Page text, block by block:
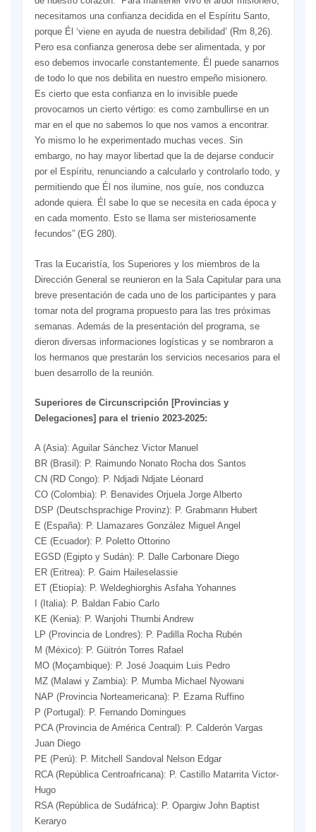
necesitamos una confianza decidida en el Espíritu Santo,
porque Él ‘viene en ayuda de nuestra debilidad’ (Rm 8,26).
Pero esa confianza generosa debe ser alimentada, y por
eso debemos invocarle constantemente. Él puede sanarnos
de todo lo que nos debilita en nuestro empeño misionero.
Es cierto que esta confianza en lo invisible puede
provocarnos un cierto vértigo: es como zambullirse en un
mar en el que no sabemos lo que nos vamos a encontrar.
Yo mismo lo he experimentado muchas veces. Sin
embargo, no hay mayor libertad que la de dejarse conducir
por el Espíritu, renunciando a calcularlo y controlarlo todo, y
permitiendo que Él nos ilumine, nos guíe, nos conduzca
adonde quiera. Él sabe lo que se necesita en cada época y
en cada momento. Esto se llama ser misteriosamente
fecundos” (EG 280).
Tras la Eucaristía, los Superiores y los miembros de la
Dirección General se reunieron en la Sala Capitular para una
breve presentación de cada uno de los participantes y para
tomar nota del programa propuesto para las tres próximas
semanas. Además de la presentación del programa, se
dieron diversas informaciones logísticas y se nombraron a
los hermanos que prestarán los servicios necesarios para el
buen desarrollo de la reunión.
Superiores de Circunscripción [Provincias y
Delegaciones] para el trienio 2023-2025:
A (Asia): Aguilar Sánchez Victor Manuel
BR (Brasil): P. Raimundo Nonato Rocha dos Santos
CN (RD Congo): P. Ndjadi Ndjate Léonard
CO (Colombia): P. Benavides Orjuela Jorge Alberto
DSP (Deutschsprachige Provinz): P. Grabmann Hubert
E (España): P. Llamazares González Miguel Angel
CE (Ecuador): P. Poletto Ottorino
EGSD (Egipto y Sudán): P. Dalle Carbonare Diego
ER (Eritrea): P. Gaim Haileselassie
ET (Etiopía): P. Weldeghiorghis Asfaha Yohannes
I (Italia): P. Baldan Fabio Carlo
KE (Kenia): P. Wanjohi Thumbi Andrew
LP (Provincia de Londres): P. Padilla Rocha Rubén
M (México): P. Güitrón Torres Rafael
MO (Moçambique): P. José Joaquim Luis Pedro
MZ (Malawi y Zambia): P. Mumba Michael Nyowani
NAP (Provincia Norteamericana): P. Ezama Ruffino
P (Portugal): P. Fernando Domingues
PCA (Provincia de América Central): P. Calderón Vargas
Juan Diego
PE (Perú): P. Mitchell Sandoval Nelson Edgar
RCA (República Centroafricana): P. Castillo Matarrita Victor-
Hugo
RSA (República de Sudáfrica): P. Opargiw John Baptist
Keraryo